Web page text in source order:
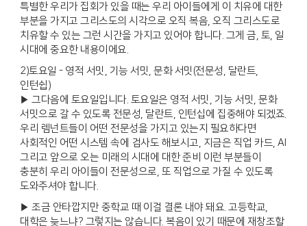
특별한 우리가 집회가 있을 때는 우리 아이들에게 이 치유에 대한
부분을 가지고 그리스도의 시각으로 오직 복음, 오직 그리스도로
치유할 수 있는 그런 시간을 가지고 있어야 합니다. 그게 금, 토, 일
시대에 중요한 내용이에요.
2)토요일 - 영적 서밋, 기능 서밋, 문화 서밋(전문성, 달란트,
인턴쉽)
▶ 그다음에 토요일입니다. 토요일은 영적 서밋, 기능 서밋, 문화
서밋으로 갈 수 있도록 전문성, 달란트, 인턴십에 집중해야 되겠죠.
우리 렘넌트들이 어떤 전문성을 가지고 있는지 필요하다면
사회적인 어떤 시스템 속에 검사도 해보시고, 지금은 직업 카드, AI
그리고 앞으로 오는 미래의 시대에 대한 준비 이런 부분들이
충분히 우리 아이들이 전문성으로, 또 직업으로 가질 수 있도록
도와주셔야 합니다.
▶ 조금 안타깝지만 중학교 때 이걸 결론 내야 돼요. 고등학교,
대학은 늦느냐? 그렇지는 않습니다. 복음이 있기 때문에 재창조할